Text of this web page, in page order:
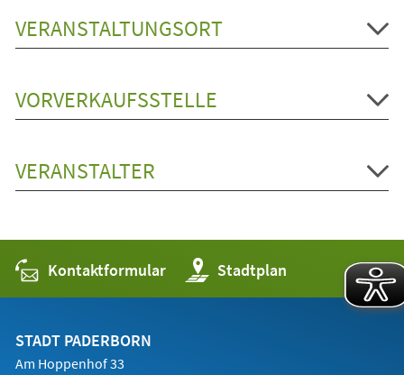
VERANSTALTUNGSORT
VORVERKAUFSSTELLE
VERANSTALTER
Kontaktformular Stadtplan
(Öffnet
in
einem
STADT PADERBORN
Am Hoppenhof 33